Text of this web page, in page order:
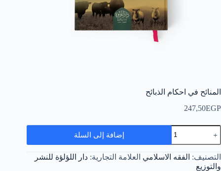
المنائح في احكام الذبائح
247,50EGP
كمية
المنائح
في
احكام
الذبائح
إضافة إلى السلة
التصنيف: الفقه الاسلامي العلامة التجارية: دار اللؤلؤة للنشر
والتوزيع